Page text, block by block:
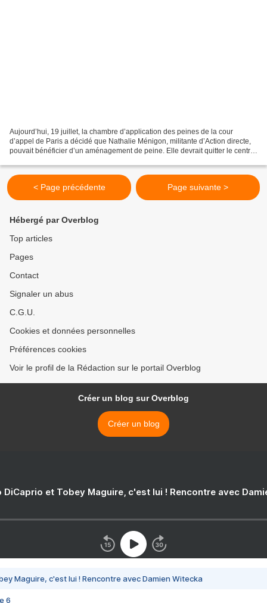
Aujourd’hui, 19 juillet, la chambre d’application des peines de la cour
d’appel de Paris a décidé que Nathalie Ménigon, militante d’Action directe,
pouvait bénéficier d’un aménagement de peine. Elle devrait quitter le centre
< Page précédente Page suivante >
Hébergé par Overblog
Top articles
Pages
Contact
Signaler un abus
C.G.U.
Cookies et données personnelles
Préférences cookies
Voir le profil de la Rédaction sur le portail Overblog
Créer un blog sur Overblog
Créer un blog
DiCaprio et Tobey Maguire, c'est lui ! Rencontre avec
Maguire, c'est lui ! Rencontre avec Damien Witecka
6